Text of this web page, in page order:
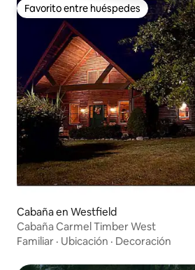
Favorito entre huéspedes
Favorito entre huéspedes
Cabaña en Westfield
Cabaña Carmel Timber West
Familiar · Ubicación · Decoración